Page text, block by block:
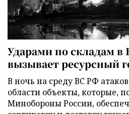
Ударами по складам в
вызывает ресурсный
В ночь на среду ВС РФ
области объекты, которые,
Минобороны России,